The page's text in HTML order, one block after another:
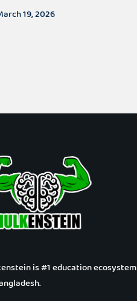
19, 2026
is #1 education ecosystem